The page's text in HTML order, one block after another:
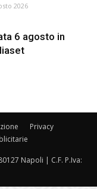
2026
6 agosto in
Privacy
Napoli | C.F. P.Iva: